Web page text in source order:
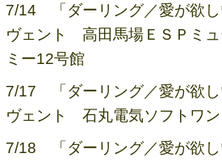
7/14 「ダーリング／愛が欲し
ヴェント 高田馬場ＥＳＰミ
ミー12号館
7/17 「ダーリング／愛が欲し
ヴェント 石丸電気ソフトワン
7/18 「ダーリング／愛が欲し